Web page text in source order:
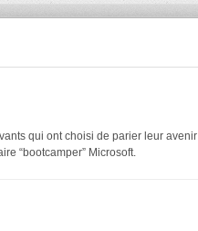
qui ont choisi de parier leur avenir
“bootcamper” Microsoft.